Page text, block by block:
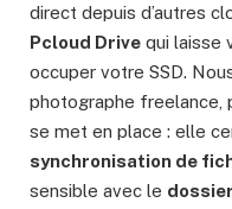
direct depuis d’autres
Pcloud Drive qui laisse
occuper votre SSD.
photographe freelance,
se met en place : elle
synchronisation de
sensible avec le